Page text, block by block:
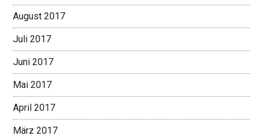
August 2017
Juli 2017
Juni 2017
Mai 2017
April 2017
März 2017